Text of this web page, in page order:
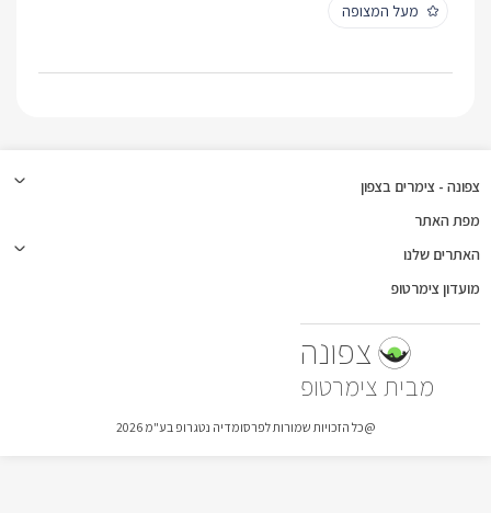
מעל המצופה
צפונה
צימרטופ
צפונה - צימרים בצפון
מפת האתר
האתרים שלנו
מועדון צימרטופ
@כל הזכויות שמורות לפרסומדיה נטגרופ בע"מ 2026